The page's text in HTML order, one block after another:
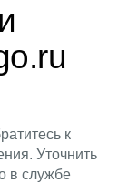
к
Уточнить
в службе